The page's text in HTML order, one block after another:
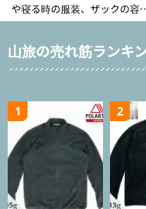
や寝る時の服装、ザックの容
などを徹底紹介！1泊2日、2
日用のリスト付き
山旅の売れ筋ランキ
1 2